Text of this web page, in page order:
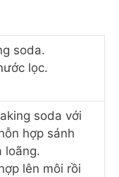
soda.
lọc.
soda với
hợp sánh
loãng.
lên môi rồi